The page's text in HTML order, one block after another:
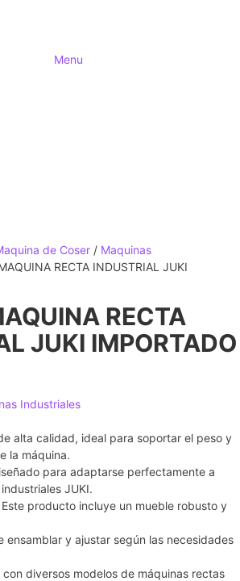
Menu
de Coser / Maquinas
RECTA INDUSTRIAL JUKI
RECTA
JUKI IMPORTADO
Industriales
alta calidad, ideal para soportar el peso y
la máquina.
para adaptarse perfectamente a
JUKI.
Este producto incluye un mueble robusto y
ensamblar y ajustar según las necesidades
con diversos modelos de máquinas rectas